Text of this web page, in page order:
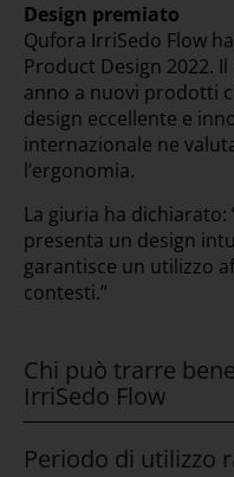
Design premiato
Qufora IrriSedo Flow
Product Design 2022.
anno a nuovi prodotti
design eccellente e
internazionale ne
l’ergonomia.
La giuria ha dichiarato:
presenta un design
garantisce un utilizzo
contesti.”
Chi può trarre
IrriSedo Flow
Periodo di utilizzo